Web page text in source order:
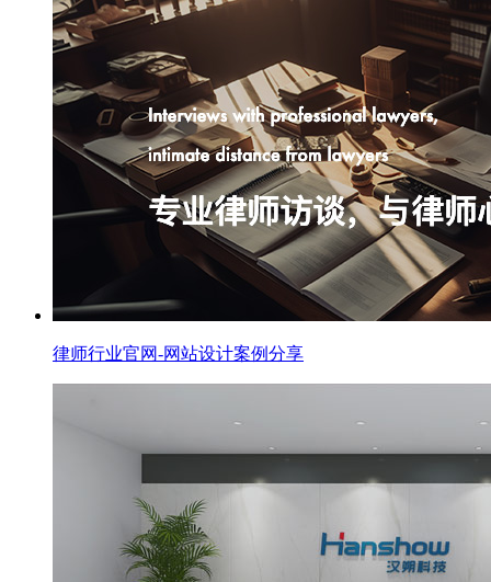
律师行业官网-网站设计案例分享